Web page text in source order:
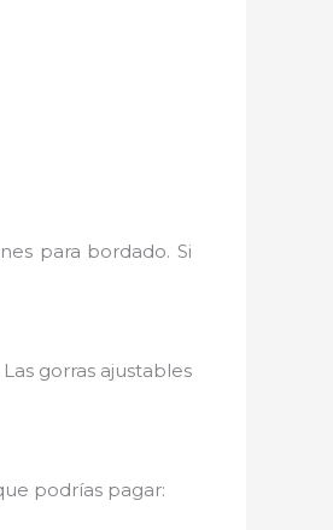
para bordado. Si
gorras ajustables
podrías pagar: